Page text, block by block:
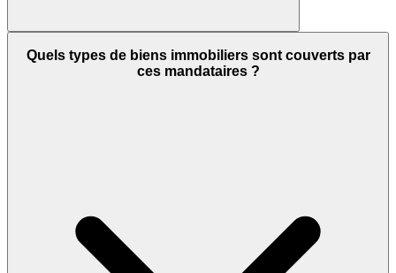
Quels types de biens immobiliers sont couverts par
ces mandataires ?